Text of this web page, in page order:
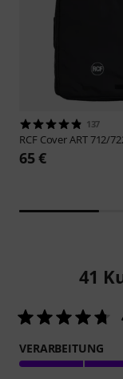
137
RCF Cover ART 712/
65 €
41
VERARBEITUNG